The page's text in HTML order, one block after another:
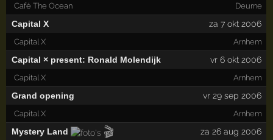
Café The Ocean Deurne
Capital X za 7 okt 2006
Capital X Arnhem
Capital × present: Ronald Molendijk vr 6 okt 2006
Capital X Arnhem
Grand opening vr 29 sep 2006
Capital X Arnhem
Mystery Land 🎬 za 26 aug 2006